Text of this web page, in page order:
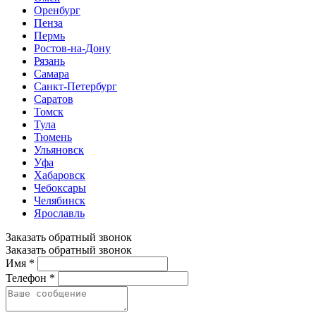
Оренбург
Пенза
Пермь
Ростов-на-Дону
Рязань
Самара
Санкт-Петербург
Саратов
Томск
Тула
Тюмень
Ульяновск
Уфа
Хабаровск
Чебоксары
Челябинск
Ярославль
Заказать обратный звонок
Заказать обратный звонок
Имя *
Телефон *